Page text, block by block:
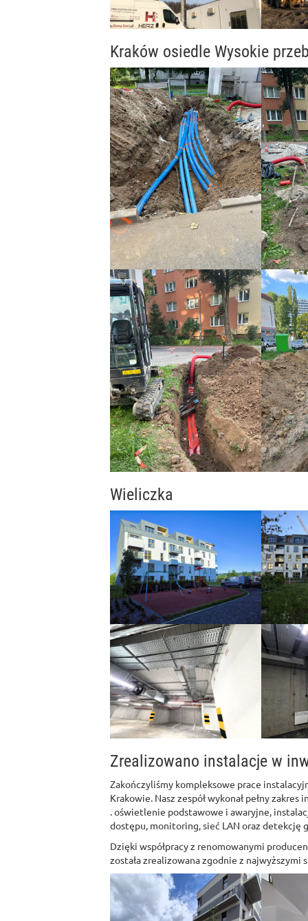
Kraków osiedle Wysokie
Wieliczka
Zrealizowano instalacje w
Zakończyliśmy kompleksowe prace
Krakowie. Nasz zespół wykonał pełny
. oświetlenie podstawowe i awaryjne,
dostępu, monitoring, sieć LAN oraz detekcję
Dzięki współpracy z renomowanymi
została zrealizowana zgodnie z